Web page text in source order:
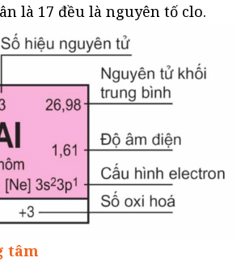
là 17 đều là nguyên tố clo.
tâm